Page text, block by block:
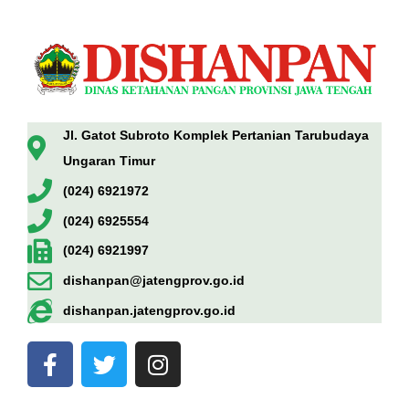
Jl. Gatot Subroto Komplek Pertanian Tarubudaya
Ungaran Timur
(024) 6921972
(024) 6925554
(024) 6921997
dishanpan@jatengprov.go.id
dishanpan.jatengprov.go.id
F
a
T
w
I
n